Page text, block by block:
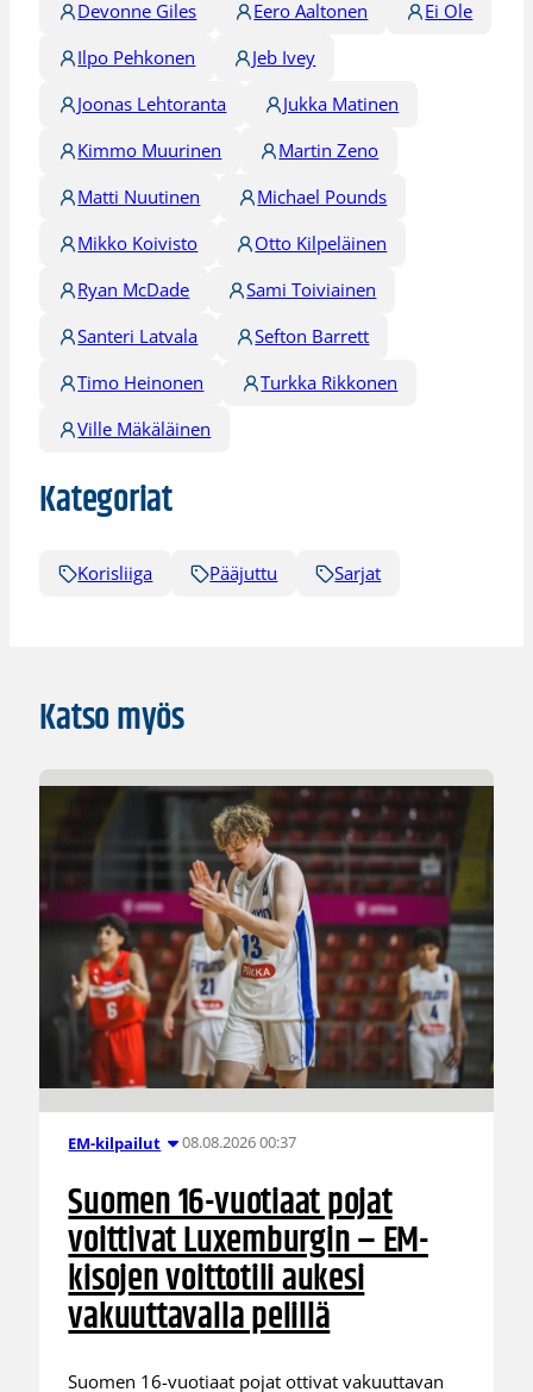
Devonne Giles Eero Aaltonen
Ei Ole
Ilpo Pehkonen
Jeb Ivey
Joonas Lehtoranta
Jukka Matinen
Kimmo Muurinen
Martin Zeno
Matti Nuutinen
Michael Pounds
Mikko Koivisto
Otto Kilpeläinen
Ryan McDade
Sami Toiviainen
Santeri Latvala
Sefton Barrett
Timo Heinonen
Turkka Rikkonen
Ville Mäkäläinen
Kategoriat
Korisliiga Pääjuttu Sarjat
Katso myös
EM-kilpailut 08.08.2026 00:37
Suomen 16-vuotiaat pojat
voittivat Luxemburgin – EM-
kisojen voittotili aukesi
vakuuttavalla pelillä
Suomen 16-vuotiaat pojat ottivat vakuuttavan